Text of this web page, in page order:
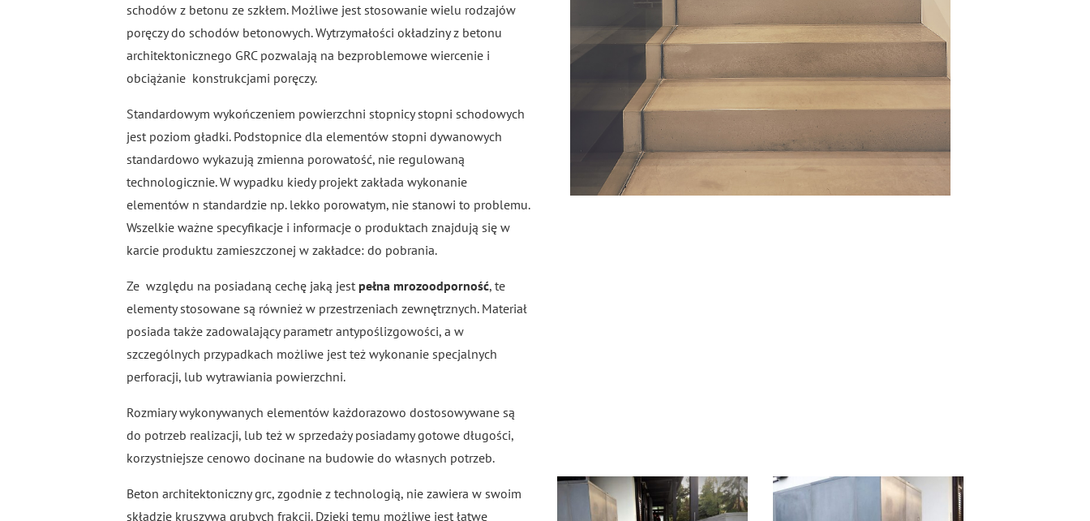
schodów z betonu ze szkłem. Możliwe jest stosowanie wielu rodzajów
poręczy do schodów betonowych. Wytrzymałości okładziny z betonu
architektonicznego GRC pozwalają na bezproblemowe wiercenie i
obciążanie konstrukcjami poręczy.
Standardowym wykończeniem powierzchni stopnicy stopni schodowych
jest poziom gładki. Podstopnice dla elementów stopni dywanowych
standardowo wykazują zmienna porowatość, nie regulowaną
technologicznie. W wypadku kiedy projekt zakłada wykonanie
elementów n standardzie np. lekko porowatym, nie stanowi to problemu.
Wszelkie ważne specyfikacje i informacje o produktach znajdują się w
karcie produktu zamieszczonej w zakładce: do pobrania.
Ze względu na posiadaną cechę jaką jestpełna mrozoodporność, te
elementy stosowane są również w przestrzeniach zewnętrznych. Materiał
posiada także zadowalający parametr antypoślizgowości, a w
szczególnych przypadkach możliwe jest też wykonanie specjalnych
perforacji, lub wytrawiania powierzchni.
Rozmiary wykonywanych elementów każdorazowo dostosowywane są
do potrzeb realizacji, lub też w sprzedaży posiadamy gotowe długości,
korzystniejsze cenowo docinane na budowie do własnych potrzeb.
Beton architektoniczny grc, zgodnie z technologią, nie zawiera w swoim
składzie kruszywa grubych frakcji. Dzięki temu możliwe jest łatwe